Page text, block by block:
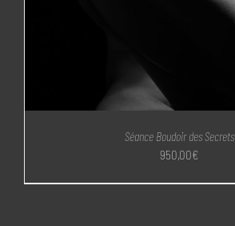
Séance Boudoir des Secrets
950,00€